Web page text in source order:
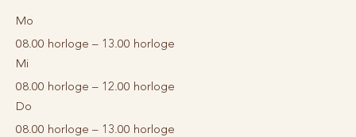
Mo
08.00 horloge – 13.00 horloge
Mi
08.00 horloge – 12.00 horloge
Do
08.00 horloge – 13.00 horloge